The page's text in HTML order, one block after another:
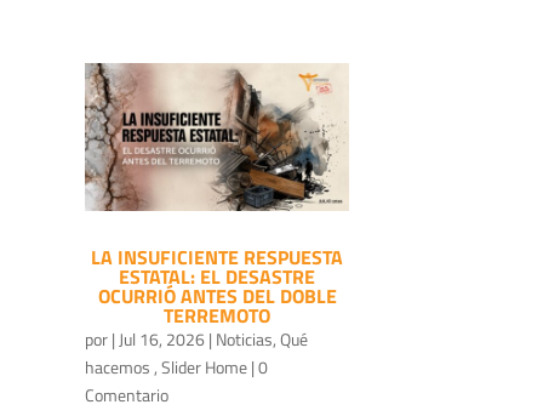
LA INSUFICIENTE RESPUESTA
ESTATAL: EL DESASTRE
OCURRIÓ ANTES DEL DOBLE
TERREMOTO
por|Jul 16, 2026| Noticias,Qué
hacemos,Slider Home| 0
Comentario